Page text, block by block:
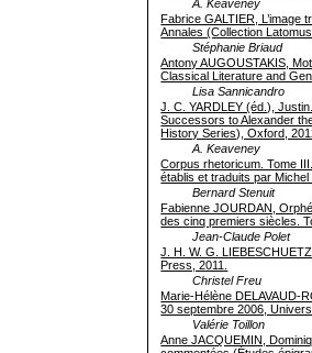
A. Keaveney
Fabrice GALTIER, L’image
Annales (Collection
Stéphanie Briaud
Antony AUGOUSTAKIS,
Classical Literature and
Lisa Sannicandro
J. C. YARDLEY (éd.),
Successors to Alexander
History Series), Oxford,
A. Keaveney
Corpus rhetoricum. Tome
établis et traduits par
Bernard Stenuit
Fabienne JOURDAN,
des cinq premiers siècles.
Jean-Claude Polet
J. H. W. G.
Press, 2011.
Christel Freu
Marie-Hélène DELAVAUD-
30 septembre 2006,
Valérie Toillon
Anne JACQUEMIN,